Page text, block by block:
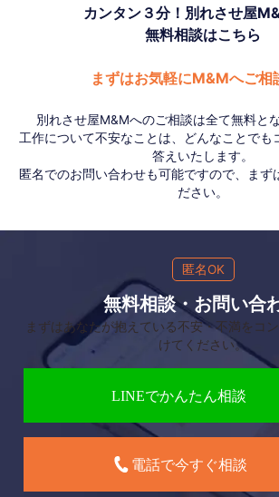
カンタン３分！別れさせ屋
無料相談はこちら
まずはお気軽にM&Mへご相
別れさせ屋M&Mへのご相談は全て無料と
工作について不安なことは、どんなことでも
答えいたします。
匿名でのお問い合わせも可能ですので、まず
ださい。
匿名OK
無料相談・お問い合
まずはあなたが抱えている不安・不満をコ
けてください。